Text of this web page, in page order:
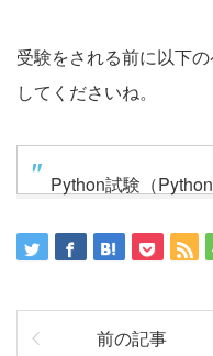
受験をされる前に以下
してくださいね。
Python試験（Python
前の記事